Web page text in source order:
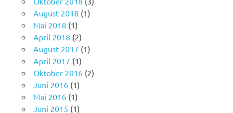
August 2018 (1)
Mai 2018 (1)
April 2018 (2)
August 2017 (1)
April 2017 (1)
Oktober 2016 (2)
Juni 2016 (1)
Mai 2016 (1)
Juni 2015 (1)